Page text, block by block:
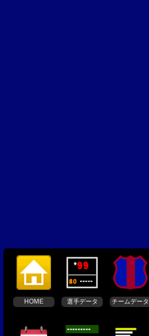
HOME 選手データ チームデータ